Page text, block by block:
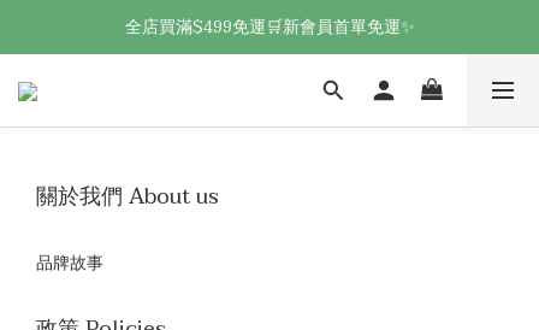
全店買滿$499免運🛒新會員首單免運✨
關於我們 About us
品牌故事